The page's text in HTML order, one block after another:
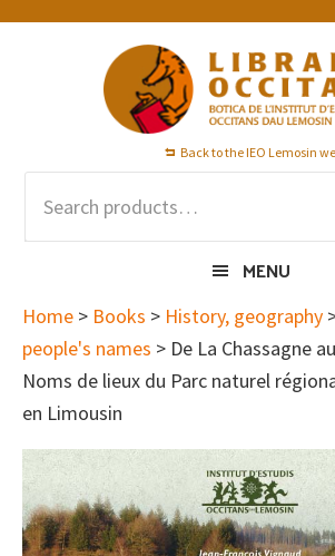
Skip
Skip
Skip
Back to the IEO Lemosin
MENU
Home > Books > History, geography
people's names > De La Chassagne
Noms de lieux du Parc naturel
en Limousin